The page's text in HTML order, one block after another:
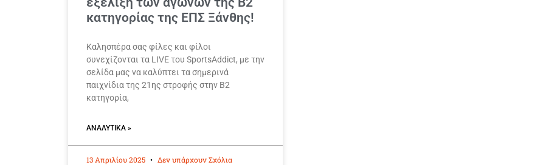
κατηγορίας της ΕΠΣ Ξάνθης!
Καλησπέρα σας φίλες και φίλοι
συνεχίζονται τα LIVE του SportsΑddict, με την
σελίδα μας να καλύπτει τα σημερινά
παιχνίδια της 21ης στροφής στην B2
κατηγορία,
ΑΝΑΛΥΤΙΚΆ »
13 Απριλίου 2025 Δεν υπάρχουν Σχόλια